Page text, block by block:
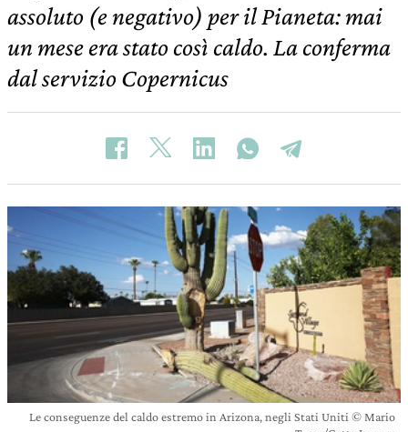
assoluto (e negativo) per il Pianeta: mai
un mese era stato così caldo. La conferma
dal servizio Copernicus
Le conseguenze del caldo estremo in Arizona, negli Stati Uniti © Mario